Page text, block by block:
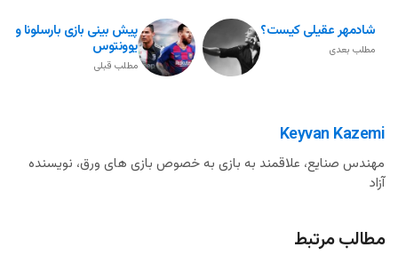
پیش بینی بازی بارسلونا و
یوونتوس
مطلب قبلی
شادمهر عقیلی کیست؟
مطلب بعدی
Keyvan Kazemi
مهندس صنایع، علاقمند به بازی به خصوص بازی های ورق، نویسنده
آزاد
مطالب مرتبط